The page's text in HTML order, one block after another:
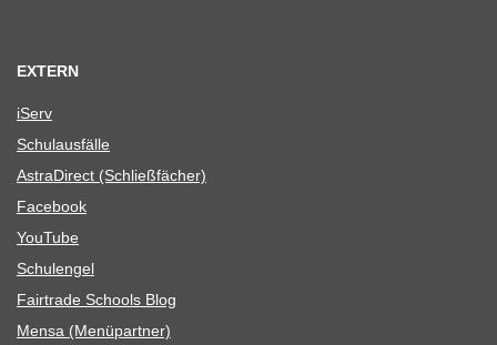
EXTERN
iServ
Schul­aus­fälle
Astra­Di­rect (Schließ­fä­cher)
Face­book
You­Tube
Schul­en­gel
Fair­trade Schools Blog
Mensa (Menü­part­ner)